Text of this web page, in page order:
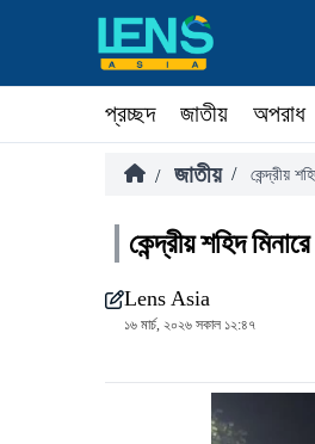
প্রচ্ছদ জাতীয় অপরাধ
/ জাতীয় / কেন্দ্রীয়
কেন্দ্রীয় শহিদ
Lens Asia
১৬ মার্চ, ২০২৬ সকাল ১২:৪৭